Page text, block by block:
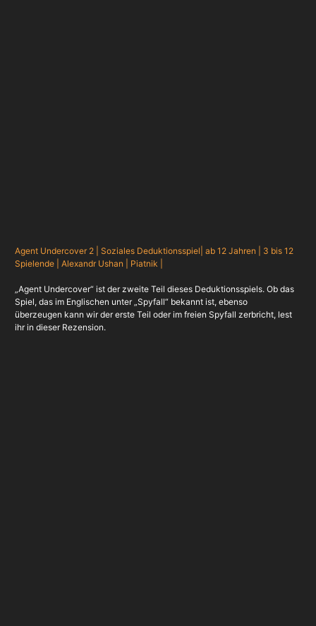
Agent Undercover 2 | Soziales Deduktionsspiel| ab 12 Jahren | 3 bis 12
Spielende | Alexandr Ushan | Piatnik |
„Agent Undercover“ ist der zweite Teil dieses Deduktionsspiels. Ob das
Spiel, das im Englischen unter „Spyfall“ bekannt ist, ebenso
überzeugen kann wir der erste Teil oder im freien Spyfall zerbricht, lest
ihr in dieser Rezension.